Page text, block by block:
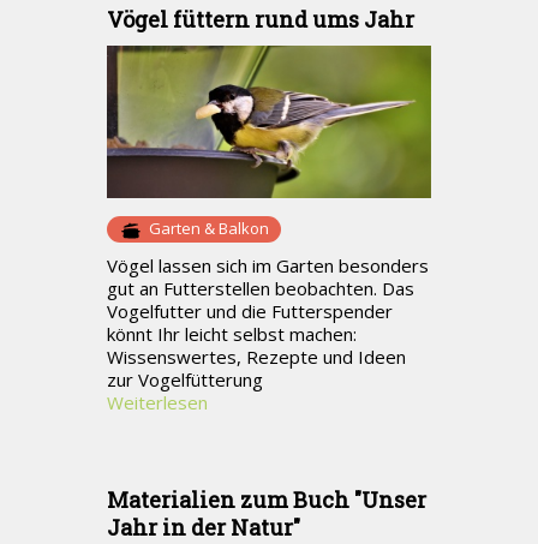
Vögel füttern rund ums Jahr
Garten & Balkon
Vögel lassen sich im Garten besonders
gut an Futterstellen beobachten. Das
Vogelfutter und die Futterspender
könnt Ihr leicht selbst machen:
Wissenswertes, Rezepte und Ideen
zur Vogelfütterung
Weiterlesen
Materialien zum Buch "Unser
Jahr in der Natur"